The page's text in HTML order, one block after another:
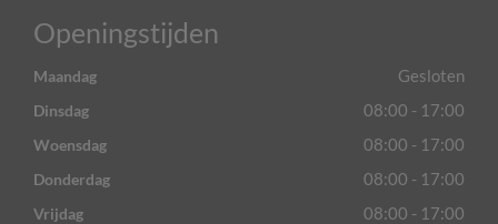
Openingstijden
Maandag Gesloten
Dinsdag 08:00 - 17:00
Woensdag 08:00 - 17:00
Donderdag 08:00 - 17:00
Vrijdag 08:00 - 17:00